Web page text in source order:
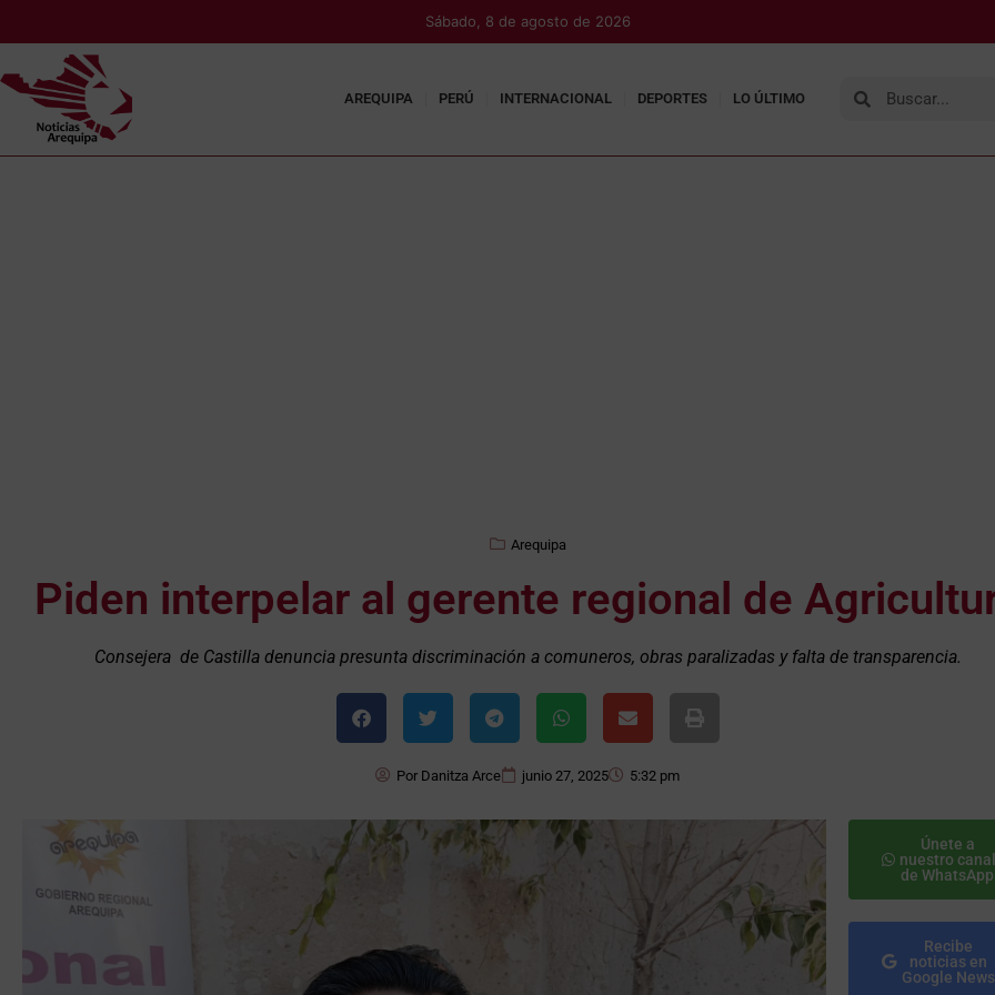
Sábado, 8 de agosto de 2026
AREQUIPA PERÚ INTERNACIONAL DEPORTES LO ÚLTIMO
Arequipa
Piden interpelar al gerente regional de
Consejera de Castilla denuncia presunta discriminación a comuneros, obras paralizadas y falta de transparencia.
Por Danitza Arce junio 27, 2025 5:32 pm
Únete a
nuestro canal
de WhatsApp
Recibe
noticias en
Google News